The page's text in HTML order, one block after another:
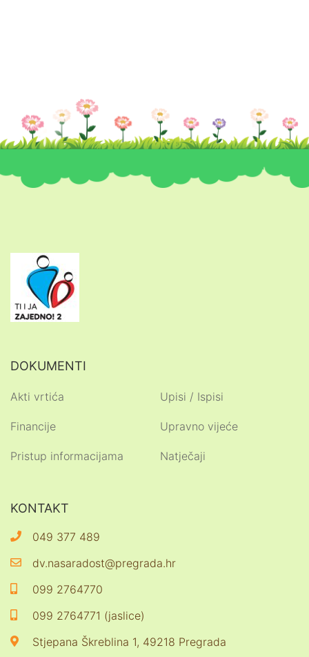
DOKUMENTI
Akti vrtića
Financije
Pristup informacijama
Upisi / Ispisi
Upravno vijeće
Natječaji
KONTAKT
049 377 489
dv.nasaradost@pregrada.hr
099 2764770
099 2764771 (jaslice)
Stjepana Škreblina 1, 49218 Pregrada